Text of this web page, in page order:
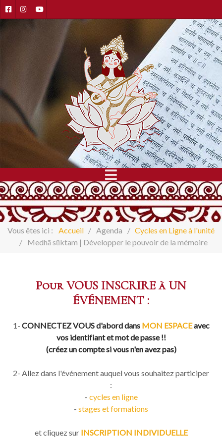
Vous êtes ici : Accueil Agenda
Cycles en Ligne à l'unité
Medhā sūktam | Développer le pouvoir de la mémoire
Pour VOUS INSCRIRE à UN
ÉVÉNEMENT :
1- CONNECTEZ VOUS d'abord dans MON ESPACEavec
vos identifiant et mot de passe !!
(créez un compte si vous n'en avez pas)
2- Allez dans l'événement auquel vous souhaitez participer
:
- cycles en ligne
- stages et formations
et cliquez surINSCRIPTION INDIVIDUELLE